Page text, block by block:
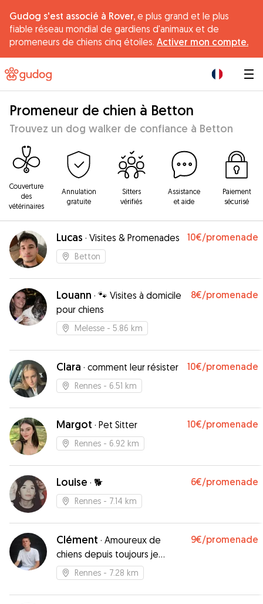
Gudog s'est associé à Rover, e plus grand et le plus
fiable réseau mondial de gardiens d'animaux et de
promeneurs de chiens cinq étoiles. Activer mon compte.
Promeneur de chien à Betton
Trouvez un dog walker de confiance à Betton
Couverture
des
vétérinaires
Annulation
gratuite
Sitters
vérifiés
Assistance
et aide
Paiement
sécurisé
Lucas · Visites & Promenades 10€/promenade
Betton
Louann · 🐾 Visites à domicile
pour chiens
8€/promenade
Melesse - 5.86 km
Clara · comment leur résister 10€/promenade
Rennes - 6.51 km
Margot · Pet Sitter 10€/promenade
Rennes - 6.92 km
Louise · 🐕 6€/promenade
Rennes - 7.14 km
Clément · Amoureux de
chiens depuis toujours je
m’occuperai avec plaisir de
votre compagnon à poils
9€/promenade
Rennes - 7.28 km